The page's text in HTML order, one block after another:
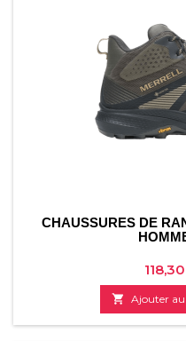
CHAUSSURES DE
Prix
 Ajouter